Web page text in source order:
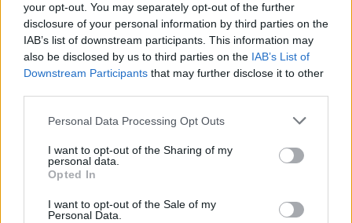
your opt-out. You may separately opt-out of the further
disclosure of your personal information by third parties on the
IAB’s list of downstream participants. This information may
also be disclosed by us to third parties on the IAB’s List of
Downstream Participants that may further disclose it to other
Please note that this website/app uses one or more Google
not limited to your visit or usage behaviour. You may click to
grant or deny consent to Google and its third-party tags to
use your data for below specified purposes in below Google
consent section.
Personal Data Processing Opt Outs
I want to opt-out of the Sharing of my
personal data.
Opted In
I want to opt-out of the Sale of my
Personal Data.
Kelle Botond•2018. január 26.
Valentin napi varázslat. Dr. Szabó G. Gábor egyedi,
interaktív és humoros bűvészestje.2018. február 13.
estés, Valentin naphoz kapcsolódó humoros műsora